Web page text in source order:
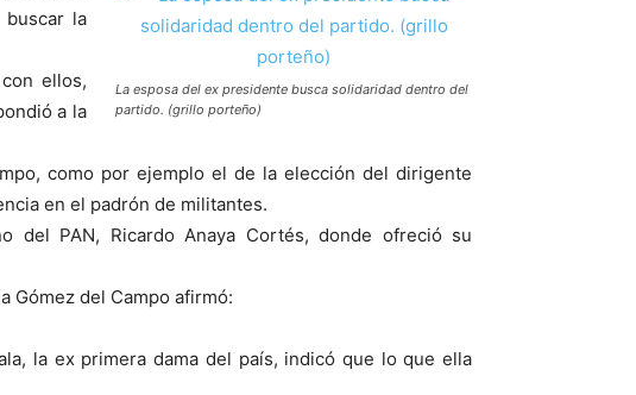
La esposa del ex presidente busca solidaridad dentro del
partido. (grillo porteño)
la
ellos,
a la
como por ejemplo el de la elección del dirigente
en el padrón de militantes.
del PAN, Ricardo Anaya Cortés, donde ofreció su
Gómez del Campo afirmó:
la ex primera dama del país, indicó que lo que ella